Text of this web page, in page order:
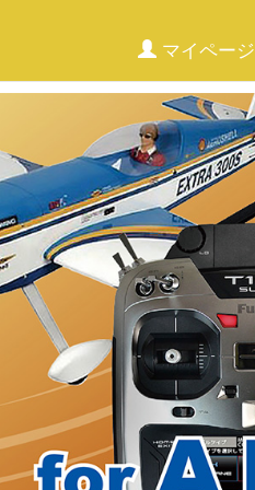
マイページ